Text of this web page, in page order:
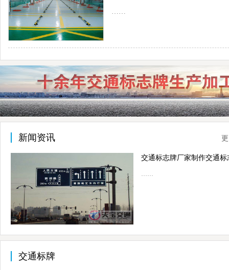
……
新闻资讯
……
交通标牌